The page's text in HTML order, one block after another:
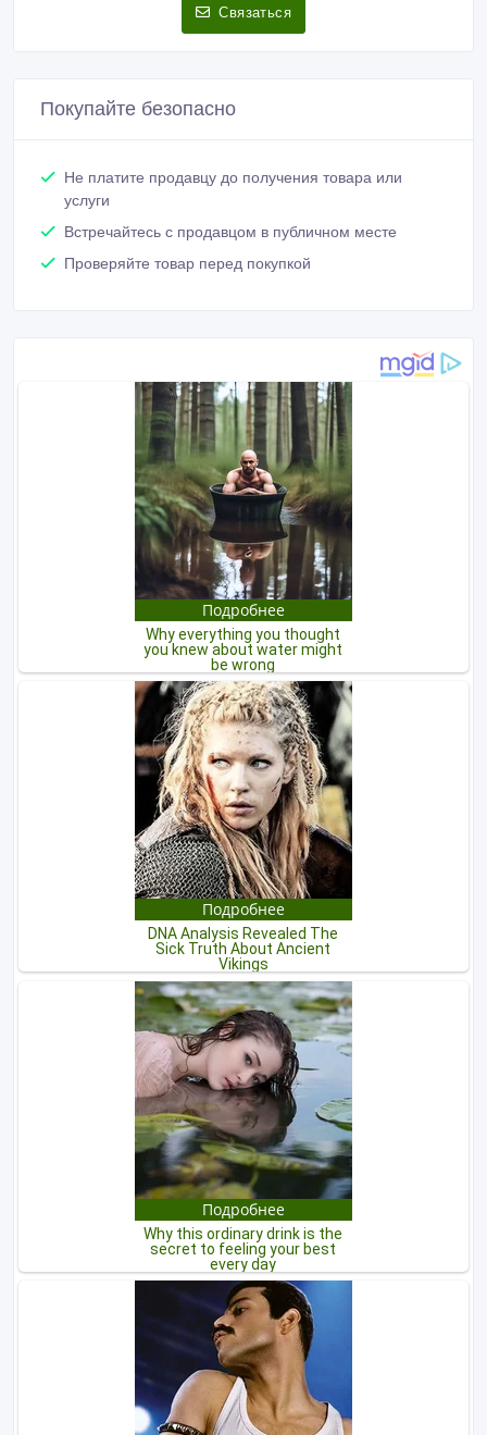
Связаться
Покупайте безопасно
Не платите продавцу до получения товара или
услуги
Встречайтесь с продавцом в публичном месте
Проверяйте товар перед покупкой